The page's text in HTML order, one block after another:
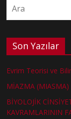
Son Yazılar
Evrim Teorisi ve
MİAZMA (MIASMA)
BİYOLOJİK
KAVRAMLARININ